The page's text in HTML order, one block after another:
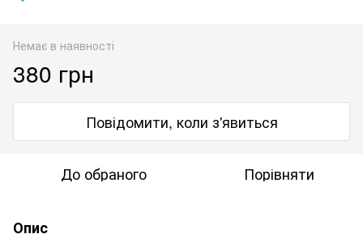
Немає в наявності
380 грн
Повідомити, коли з'явиться
До обраного Порівняти
Опис